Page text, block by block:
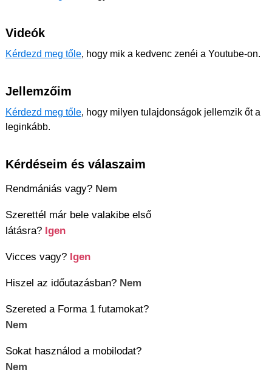
Videók
Kérdezd meg tőle, hogy mik a kedvenc zenéi a Youtube-on.
Jellemzőim
Kérdezd meg tőle, hogy milyen tulajdonságok jellemzik őt a
leginkább.
Kérdéseim és válaszaim
Rendmániás vagy? Nem
Szerettél már bele valakibe első
látásra? Igen
Vicces vagy? Igen
Hiszel az időutazásban? Nem
Szereted a Forma 1 futamokat?
Nem
Sokat használod a mobilodat?
Nem